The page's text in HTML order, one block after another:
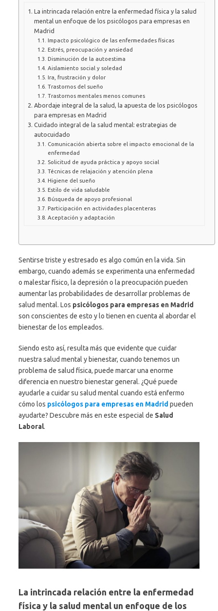
La intrincada relación entre la enfermedad física y la salud
mental un enfoque de los psicólogos para empresas en
Madrid
Impacto psicológico de las enfermedades físicas
Estrés, preocupación y ansiedad
Disminución de la autoestima
Aislamiento social y soledad
Ira, frustración y dolor
Trastornos del sueño
Trastornos mentales menos comunes
Abordaje integral de la salud, la apuesta de los psicólogos
para empresas en Madrid
Cuidado integral de la salud mental: estrategias de
autocuidado
Comunicación abierta sobre el impacto emocional de la
enfermedad
Solicitud de ayuda práctica y apoyo social
Técnicas de relajación y atención plena
Higiene del sueño
Estilo de vida saludable
Búsqueda de apoyo profesional
Participación en actividades placenteras
Aceptación y adaptación
Sentirse triste y estresado es algo común en la vida. Sin
embargo, cuando además se experimenta una enfermedad
o malestar físico, la depresión o la preocupación pueden
aumentar las probabilidades de desarrollar problemas de
salud mental. Los psicólogos para empresas en Madrid
son conscientes de esto y lo tienen en cuenta al abordar el
bienestar de los empleados.
Siendo esto así, resulta más que evidente que cuidar
nuestra salud mental y bienestar, cuando tenemos un
problema de salud física, puede marcar una enorme
diferencia en nuestro bienestar general. ¿Qué puede
ayudarle a cuidar su salud mental cuando está enfermo
cómo los psicólogos para empresas en Madrid pueden
ayudarte? Descubre más en este especial de Salud
Laboral.
La intrincada relación entre la enfermedad
física y la salud mental un enfoque de los